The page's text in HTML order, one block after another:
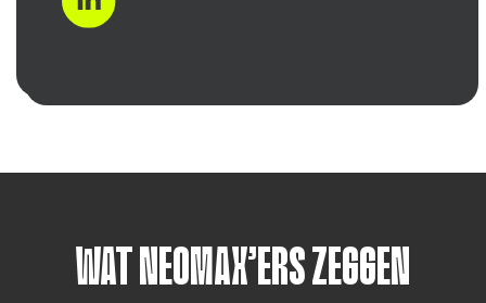
WAT NEOMAX’ERS ZEGGEN